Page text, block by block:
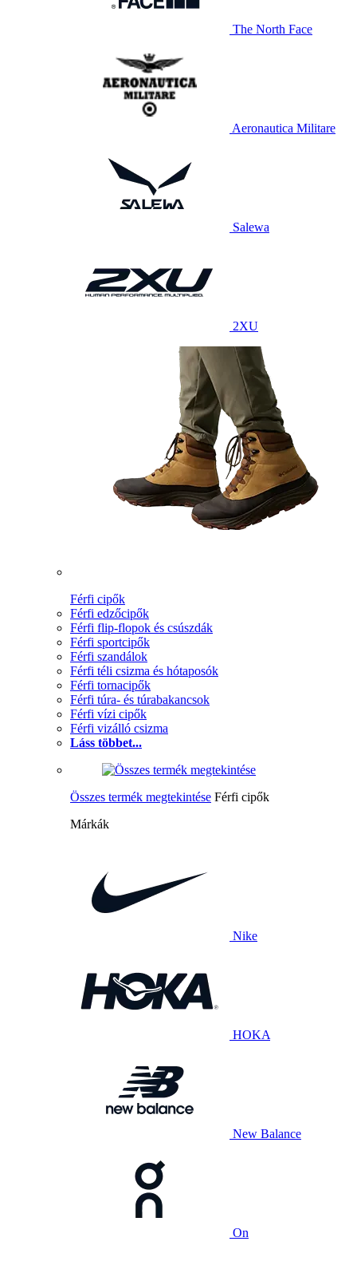
The North Face
Aeronautica Militare
Salewa
2XU
Férfi cipők
Férfi edzőcipők
Férfi flip-flopok és csúszdák
Férfi sportcipők
Férfi szandálok
Férfi téli csizma és hótaposók
Férfi tornacipők
Férfi túra- és túrabakancsok
Férfi vízi cipők
Férfi vizálló csizma
Láss többet...
Összes termék megtekintése Férfi cipők
Márkák
Nike
HOKA
New Balance
On